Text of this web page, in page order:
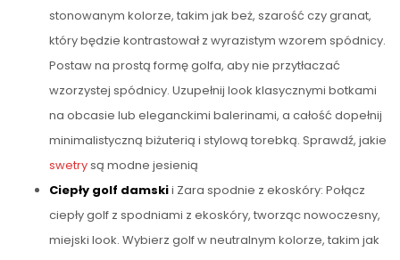
stonowanym kolorze, takim jak beż, szarość czy granat,
który będzie kontrastował z wyrazistym wzorem spódnicy.
Postaw na prostą formę golfa, aby nie przytłaczać
wzorzystej spódnicy. Uzupełnij look klasycznymi botkami
na obcasie lub eleganckimi balerinami, a całość dopełnij
minimalistyczną biżuterią i stylową torebką. Sprawdź, jakie
swetrysą modne jesienią
Ciepły golf damskii Zara spodnie z ekoskóry: Połącz
ciepły golf z spodniami z ekoskóry, tworząc nowoczesny,
miejski look. Wybierz golf w neutralnym kolorze, takim jak